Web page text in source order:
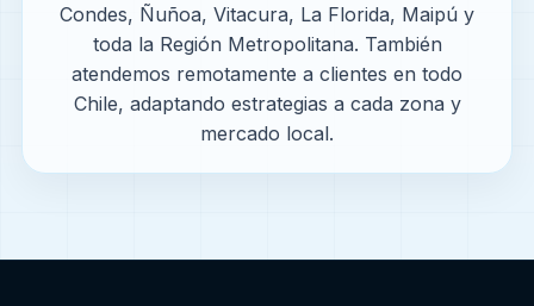
Condes, Ñuñoa, Vitacura, La Florida, Maipú y
toda la Región Metropolitana. También
atendemos remotamente a clientes en todo
Chile, adaptando estrategias a cada zona y
mercado local.